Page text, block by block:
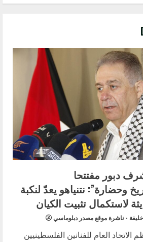
دبور مفتتحا
وحضارة”: نتنياهو يعدّ لنكبة
- ناشرة موقع مصدر دبلوماسي
العام للفنانين الفلسطينيين